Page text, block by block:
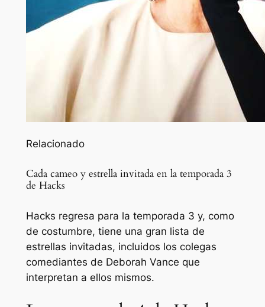
Relacionado
Cada cameo y estrella invitada en la temporada 3
de Hacks
Hacks regresa para la temporada 3 y, como
de costumbre, tiene una gran lista de
estrellas invitadas, incluidos los colegas
comediantes de Deborah Vance que
interpretan a ellos mismos.